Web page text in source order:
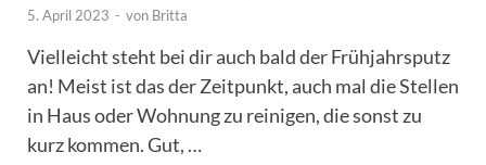
5. April 2023 - von Britta
Vielleicht steht bei dir auch bald der Frühjahrsputz
an! Meist ist das der Zeitpunkt, auch mal die Stellen
in Haus oder Wohnung zu reinigen, die sonst zu
kurz kommen. Gut, …